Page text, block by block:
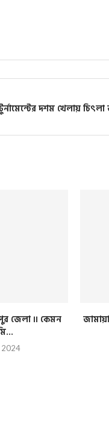
দশম খেলায় চিৎলা
জেলা ।। কেমন
2024